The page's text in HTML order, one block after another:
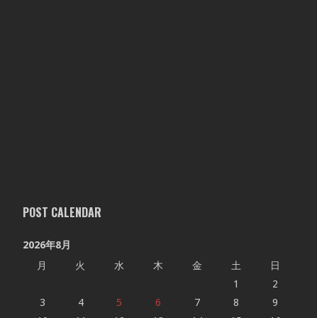
POST CALENDAR
2026年8月
月
火 水 木 金 土
日
1
2
3
4 5 6 7 8
9